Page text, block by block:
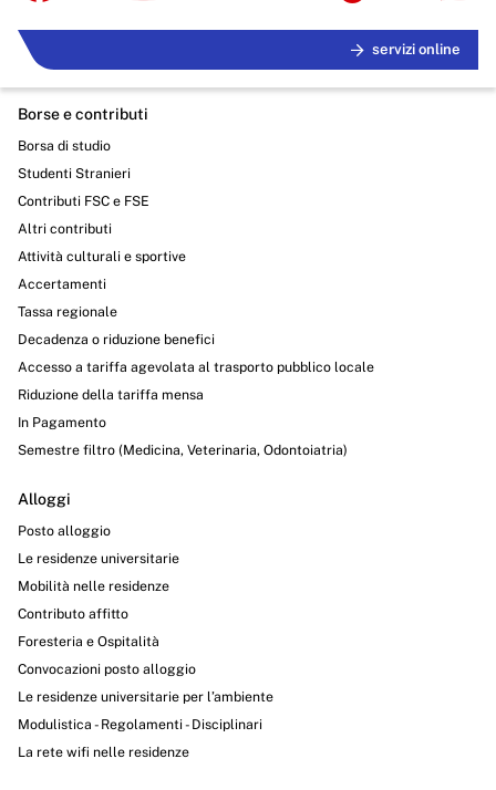
servizi online
Borse e contributi
Borsa di studio
Studenti Stranieri
Contributi FSC e FSE
Altri contributi
Attività culturali e sportive
Accertamenti
Tassa regionale
Decadenza o riduzione benefici
Accesso a tariffa agevolata al trasporto pubblico locale
Riduzione della tariffa mensa
In Pagamento
Semestre filtro (Medicina, Veterinaria, Odontoiatria)
Alloggi
Posto alloggio
Le residenze universitarie
Mobilità nelle residenze
Contributo affitto
Foresteria e Ospitalità
Convocazioni posto alloggio
Le residenze universitarie per l’ambiente
Modulistica - Regolamenti - Disciplinari
La rete wifi nelle residenze